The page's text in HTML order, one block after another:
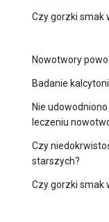
Czy gorzki smak
Nowotwory
Badanie
Nie
leczeniu
Czy
starszych?
Czy gorzki smak